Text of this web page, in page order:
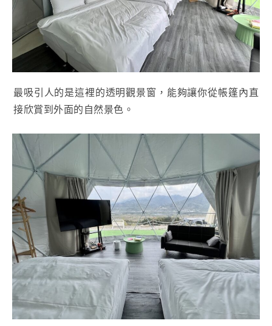
最吸引人的是這裡的透明觀景窗，能夠讓你從帳篷內直
接欣賞到外面的自然景色。